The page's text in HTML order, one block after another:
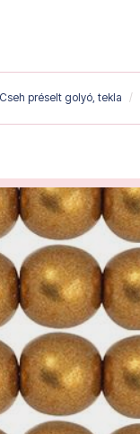
Cseh préselt golyó, tekla